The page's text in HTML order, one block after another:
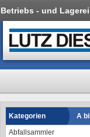
Betriebs - und
Kategorien
A
Abfallsammler